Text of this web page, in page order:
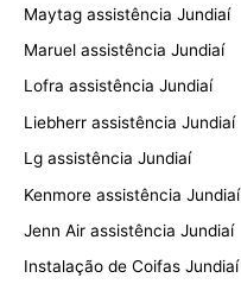
Maytag assistência Jundiaí
Maruel assistência Jundiaí
Lofra assistência Jundiaí
Liebherr assistência Jundiaí
Lg assistência Jundiaí
Kenmore assistência Jundiaí
Jenn Air assistência Jundiaí
Instalação de Coifas Jundiaí